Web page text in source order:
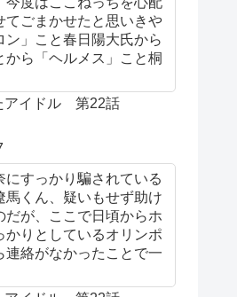
てごまかせたと思いきや
ン」こと春日陽大氏から
から「ヘルメス」こと桐
アイドル 第22話
にすっかり騙されている
馬くん、疑いもせず助け
だが、ここで日頃からホ
かりとしているオリンポ
連絡がなかったことで一